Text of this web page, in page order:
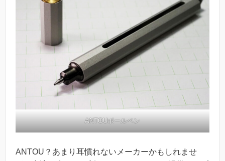
ANTOUボールペン
ANTOU？あまり耳慣れないメーカーかもしれませ